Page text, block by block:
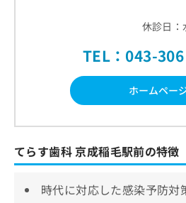
休診日：
TEL：043-
ホームペー
てらす歯科 京成稲毛駅前の特徴
時代に対応した感染予防対